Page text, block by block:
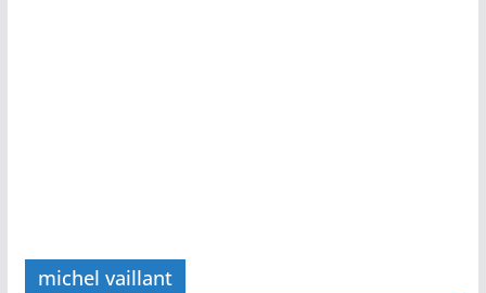
michel vaillant